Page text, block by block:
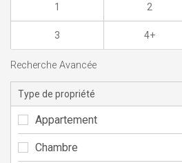
1 2
3 4+
Recherche Avancée
Type de propriété
Appartement
Chambre